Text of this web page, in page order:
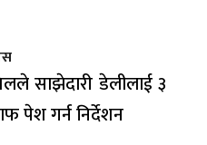
साझेदारी डेलीलाई ३
पेश गर्न निर्देशन